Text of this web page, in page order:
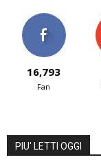
16,793
Fan
PIU' LETTI OGGI